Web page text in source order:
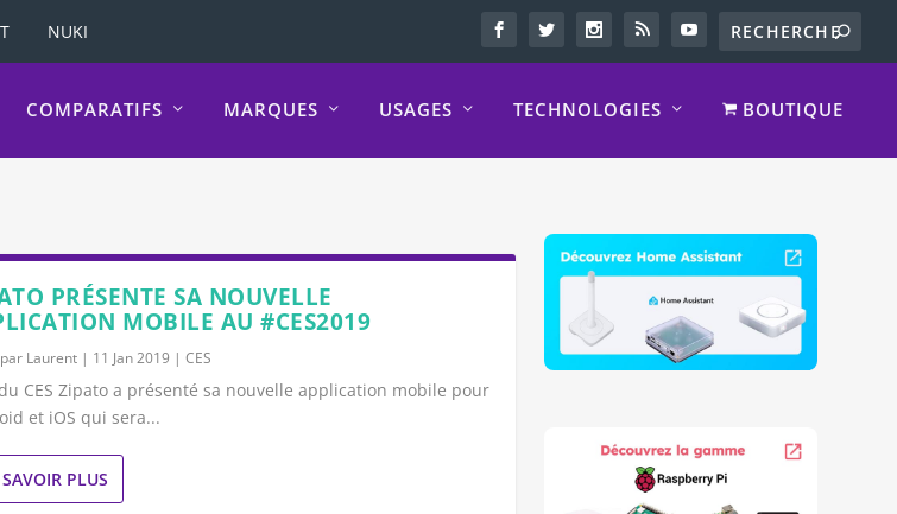
NUKI
COMPARATIFS MARQUES USAGES TECHNOLOGIES BOUTIQUE
PRÉSENTE SA NOUVELLE
MOBILE AU #CES2019
Laurent | 11 Jan 2019 |CES
CES Zipato a présenté sa nouvelle application mobile pour
et iOS qui sera...
PLUS